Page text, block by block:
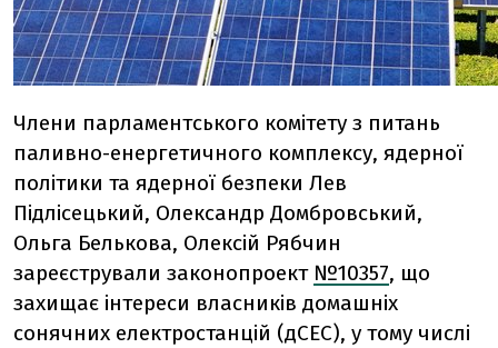
Члени парламентського комітету з питань
паливно-енергетичного комплексу, ядерної
політики та ядерної безпеки Лев
Підлісецький, Олександр Домбровський,
Ольга Белькова, Олексій Рябчин
зареєстрували законопроект №10357, що
захищає інтереси власників домашніх
сонячних електростанцій (дСЕС), у тому числі